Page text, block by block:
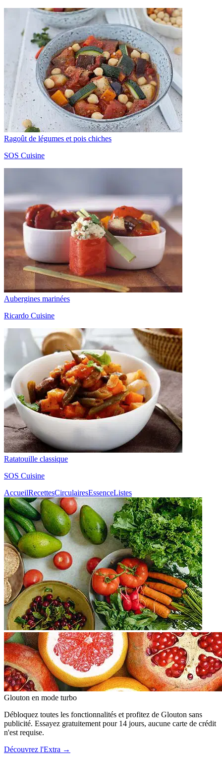
Ragoût de légumes et pois chiches
SOS Cuisine
Aubergines marinées
Ricardo Cuisine
Ratatouille classique
SOS Cuisine
AccueilRecettesCirculairesEssenceListes
Glouton en mode turbo
Débloquez toutes les fonctionnalités et profitez de Glouton sans
publicité. Essayez gratuitement pour 14 jours, aucune carte de crédit
n'est requise.
Découvrez l'Extra →